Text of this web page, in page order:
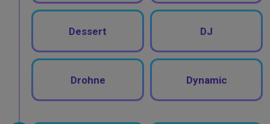
Dessert DJ
Drohne Dynamic